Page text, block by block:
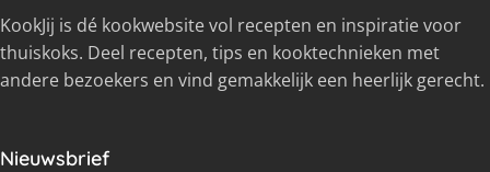
KookJij is dé kookwebsite vol recepten en inspiratie voor
thuiskoks. Deel recepten, tips en kooktechnieken met
andere bezoekers en vind gemakkelijk een heerlijk gerecht.
Nieuwsbrief